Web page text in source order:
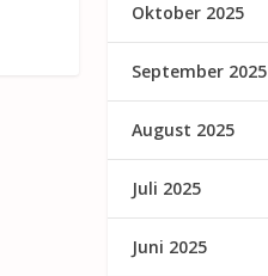
Oktober 2025
September 2025
August 2025
Juli 2025
Juni 2025